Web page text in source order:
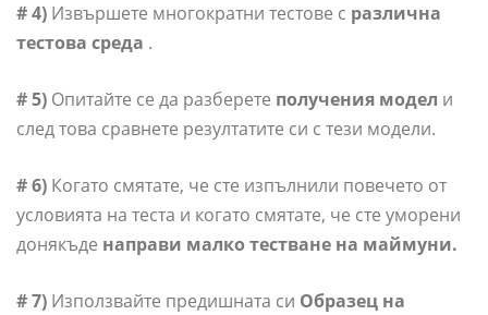
# 4) Извършете многократни тестове с различна
тестова среда .
# 5) Опитайте се да разберете получения модел и
след това сравнете резултатите си с тези модели.
# 6) Когато смятате, че сте изпълнили повечето от
условията на теста и когато смятате, че сте уморени
донякъде направи малко тестване на маймуни.
# 7) Използвайте предишната си Образец на